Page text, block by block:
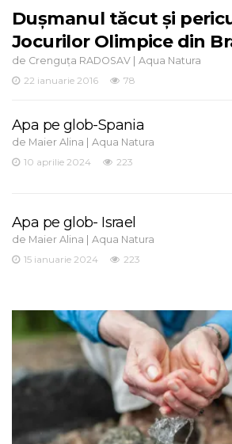
Duşmanul tăcut şi
Jocurilor Olimpice din
de Crenguța RADOSAV | Aqua Natura
22 ianuarie 2016
78
Apa pe glob-Spania
de Maier Alina | Aqua Natura
10 aprilie 2024
223
Apa pe glob- Israel
de Maier Alina | Aqua Natura
15 ianuarie 2024
223